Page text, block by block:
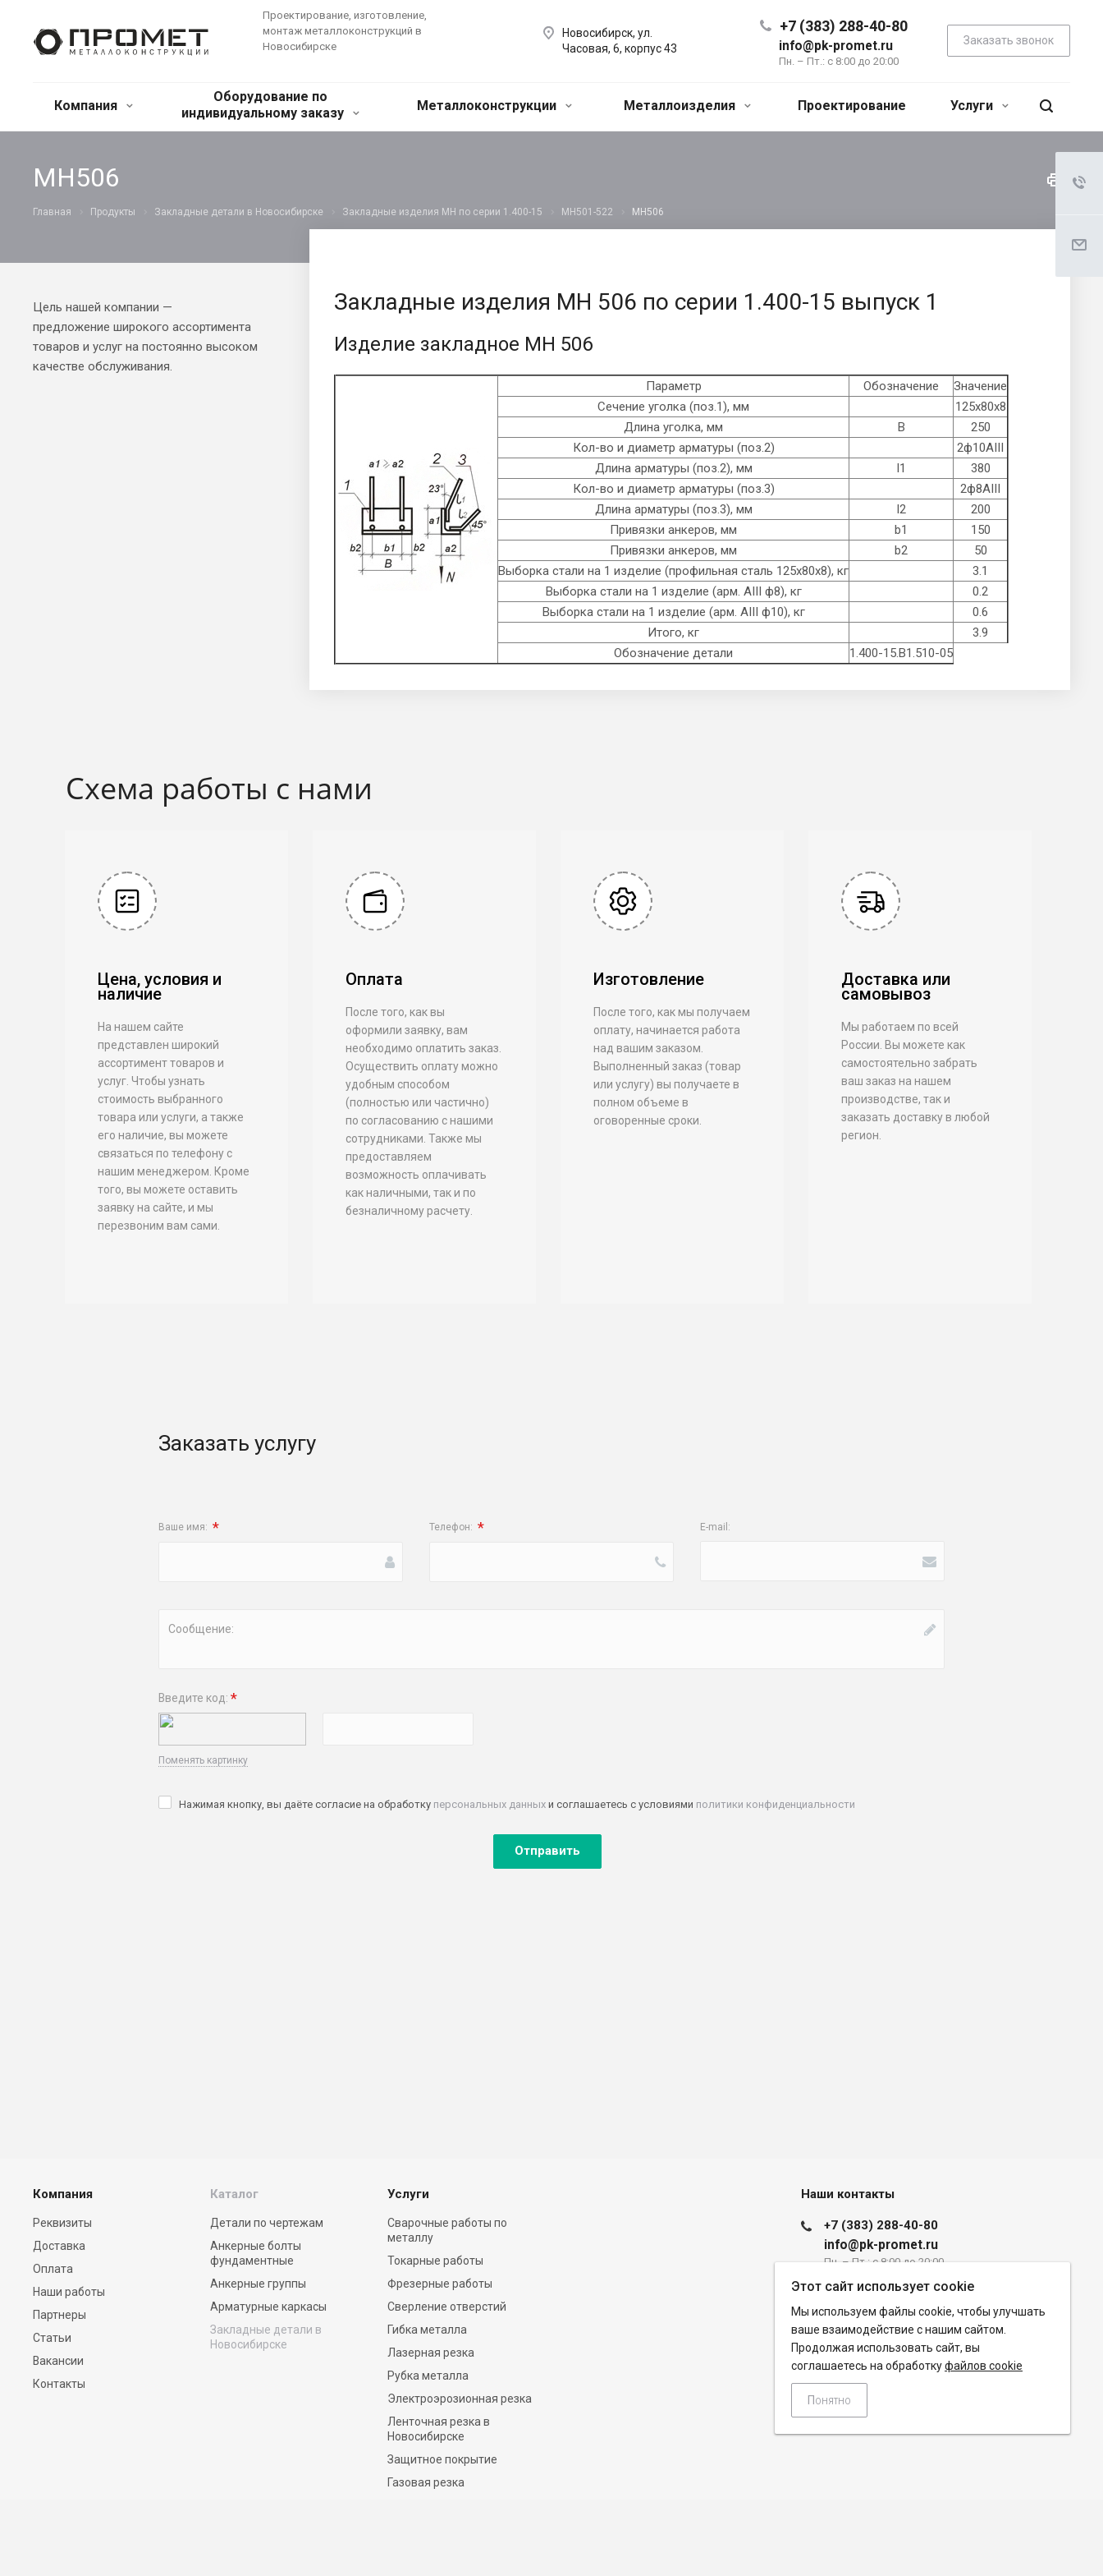
Проектирование, изготовление,
монтаж металлоконструкций в
Новосибирске
+7 (383) 288-40-80
info@pk-promet.ru
Пн. – Пт.: с 8:00 до 20:00
Заказать звонок
Новосибирск, ул.
Часовая, 6, корпус 43
Компания
Оборудование по
индивидуальному заказу
Металлоконструкции Металлоизделия Проектирование Услуги
МН506
Главная Продукты Закладные детали в Новосибирске Закладные изделия МН по серии 1.400-15 МН501-522 МН506
Закладные изделия МН 506 по серии 1.400-15 выпуск 1
Изделие закладное МН 506
Параметр Обозначение
Значение
Сечение уголка (поз.1), мм
125x80x8
Длина уголка, мм
B
250
Кол-во и диаметр арматуры (поз.2)
2ф10AIII
Длина арматуры (поз.2), мм
l1
380
Кол-во и диаметр арматуры (поз.3)
2ф8AIII
Длина арматуры (поз.3), мм
l2
200
Привязки анкеров, мм
b1
150
Привязки анкеров, мм
b2
50
Выборка стали на 1 изделие (профильная сталь 125x80x8), кг
3.1
Выборка стали на 1 изделие (арм. AIII ф8), кг
0.2
Выборка стали на 1 изделие (арм. AIII ф10), кг
0.6
Итого, кг
3.9
Обозначение детали
1.400-15.B1.510-05
Цель нашей компании —
предложение широкого ассортимента
товаров и услуг на постоянно высоком
качестве обслуживания.
Схема работы с нами
Цена, условия и
наличие
На нашем сайте
представлен широкий
ассортимент товаров и
услуг. Чтобы узнать
стоимость выбранного
товара или услуги, а также
его наличие, вы можете
связаться по телефону с
нашим менеджером. Кроме
того, вы можете оставить
заявку на сайте, и мы
перезвоним вам сами.
Оплата
После того, как вы
оформили заявку, вам
необходимо оплатить заказ.
Осуществить оплату можно
удобным способом
(полностью или частично)
по согласованию с нашими
сотрудниками. Также мы
предоставляем
возможность оплачивать
как наличными, так и по
безналичному расчету.
Изготовление
После того, как мы получаем
оплату, начинается работа
над вашим заказом.
Выполненный заказ (товар
или услугу) вы получаете в
полном объеме в
оговоренные сроки.
Доставка или
самовывоз
Мы работаем по всей
России. Вы можете как
самостоятельно забрать
ваш заказ на нашем
производстве, так и
заказать доставку в любой
регион.
Заказать услугу
Ваше имя: * Телефон: * E-mail:
Сообщение:
Введите код: *
Поменять картинку
Нажимая кнопку, вы даёте согласие на обработку персональных данных и соглашаетесь с условиями политики конфиденциальности
Отправить
Компания
Реквизиты
Доставка
Оплата
Наши работы
Партнеры
Статьи
Вакансии
Контакты
Каталог
Детали по чертежам
Анкерные болты
фундаментные
Анкерные группы
Арматурные каркасы
Закладные детали в
Новосибирске
Услуги
Сварочные работы по
металлу
Токарные работы
Фрезерные работы
Сверление отверстий
Гибка металла
Лазерная резка
Рубка металла
Электроэрозионная резка
Ленточная резка в
Новосибирске
Защитное покрытие
Газовая резка
Наши контакты
+7 (383) 288-40-80
info@pk-promet.ru
Пн. – Пт.: с 8:00 до 20:00
Новосибирск, ул. Часовая, 6, корпус
43
info@pk-promet.ru
Этот сайт использует cookie
Мы используем файлы cookie, чтобы улучшать
ваше взаимодействие с нашим сайтом.
Продолжая использовать сайт, вы
соглашаетесь на обработкуфайлов cookie
Понятно